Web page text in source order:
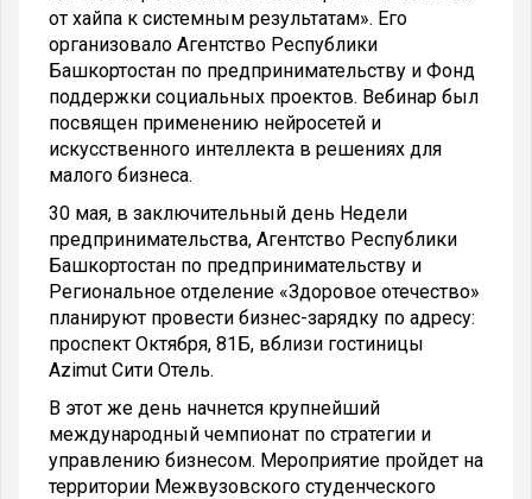
от хайпа к системным результатам». Его
организовало Агентство Республики
Башкортостан по предпринимательству и Фонд
поддержки социальных проектов. Вебинар был
посвящен применению нейросетей и
искусственного интеллекта в решениях для
малого бизнеса.
30 мая, в заключительный день Недели
предпринимательства, Агентство Республики
Башкортостан по предпринимательству и
Региональное отделение «Здоровое отечество»
планируют провести бизнес-зарядку по адресу:
проспект Октября, 81Б, вблизи гостиницы
Azimut Сити Отель.
В этот же день начнется крупнейший
международный чемпионат по стратегии и
управлению бизнесом. Мероприятие пройдет на
территории Межвузовского студенческого